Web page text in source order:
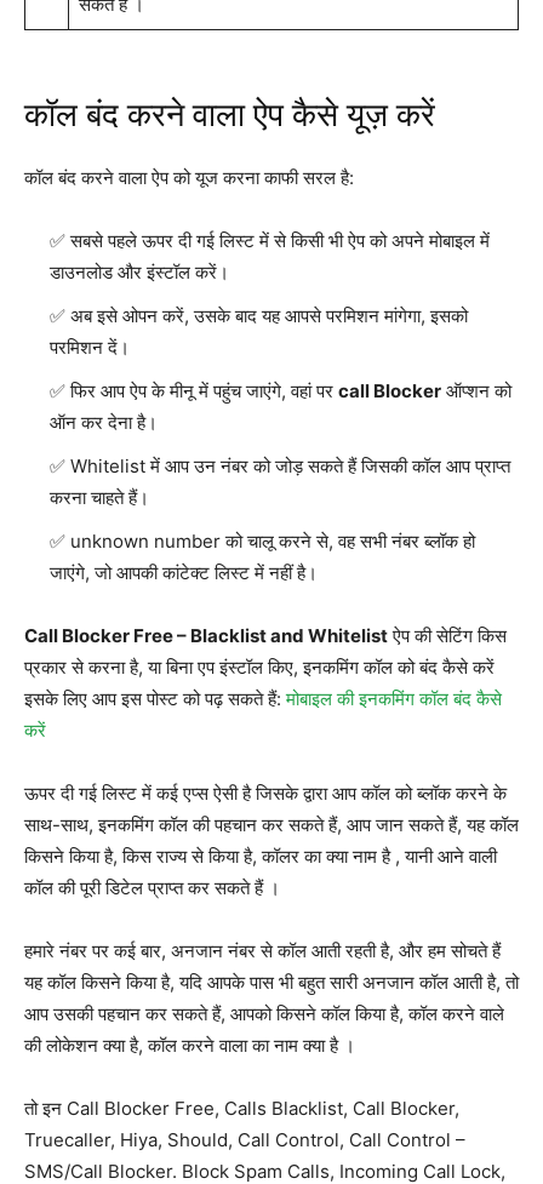
कॉल बंद करने वाला ऐप कैसे यूज़ करें
कॉल बंद करने वाला ऐप को यूज करना काफी सरल है:
सबसे पहले ऊपर दी गई लिस्ट में से किसी भी ऐप को अपने मोबाइल में
डाउनलोड और इंस्टॉल करें।
अब इसे ओपन करें, उसके बाद यह आपसे परमिशन मांगेगा, इसको
परमिशन दें।
फिर आप ऐप के मीनू में पहुंच जाएंगे, वहां पर call Blocker ऑप्शन को
ऑन कर देना है।
Whitelist में आप उन नंबर को जोड़ सकते हैं जिसकी कॉल आप प्राप्त
करना चाहते हैं।
unknown number को चालू करने से, वह सभी नंबर ब्लॉक हो
जाएंगे, जो आपकी कांटेक्ट लिस्ट में नहीं है।
Call Blocker Free – Blacklist and Whitelistऐप की सेटिंग किस
प्रकार से करना है, या बिना एप इंस्टॉल किए, इनकमिंग कॉल को बंद कैसे करें
इसके लिए आप इस पोस्ट को पढ़ सकते हैं:मोबाइल की इनकमिंग कॉल बंद कैसे
करें
ऊपर दी गई लिस्ट में कई एप्स ऐसी है जिसके द्वारा आप कॉल को ब्लॉक करने के
साथ-साथ, इनकमिंग कॉल की पहचान कर सकते हैं, आप जान सकते हैं, यह कॉल
किसने किया है, किस राज्य से किया है, कॉलर का क्या नाम है , यानी आने वाली
कॉल की पूरी डिटेल प्राप्त कर सकते हैं ।
हमारे नंबर पर कई बार, अनजान नंबर से कॉल आती रहती है, और हम सोचते हैं
यह कॉल किसने किया है, यदि आपके पास भी बहुत सारी अनजान कॉल आती है, तो
आप उसकी पहचान कर सकते हैं, आपको किसने कॉल किया है, कॉल करने वाले
की लोकेशन क्या है, कॉल करने वाला का नाम क्या है ।
तो इन Call Blocker Free, Calls Blacklist, Call Blocker,
Truecaller, Hiya, Should, Call Control, Call Control –
SMS/Call Blocker. Block Spam Calls, Incoming Call Lock,